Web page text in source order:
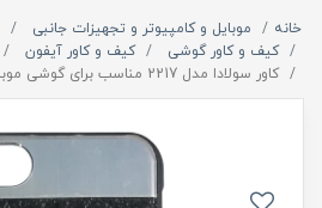
خانه موبایل و کامپیوتر و تجهیزات جانبی
کیف و کاور گوشی
کیف و کاور آیفون
کاور سولادا مدل 2217 مناسب برای گوشی موبایل اپل Iphone 7/8